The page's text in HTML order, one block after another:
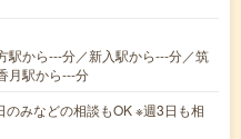
駅から---分／新入駅から---分／筑
月駅から---分
のみなどの相談もOK ※週3日も相